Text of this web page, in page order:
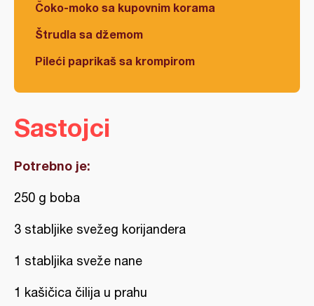
Čoko-moko sa kupovnim korama
Štrudla sa džemom
Pileći paprikaš sa krompirom
Sastojci
Potrebno je:
250 g boba
3 stabljike svežeg korijandera
1 stabljika sveže nane
1 kašičica čilija u prahu